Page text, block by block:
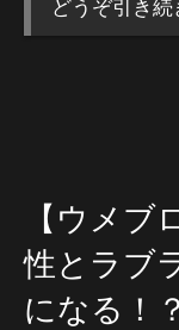
どうぞ引き
【ウメブ
性とラブ
になる！？